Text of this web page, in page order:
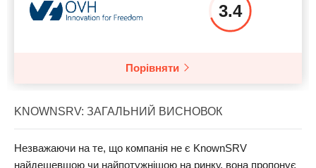
3.4
Порівняти
KNOWNSRV: ЗАГАЛЬНИЙ ВИСНОВОК
Незважаючи на те, що компанія не є KnownSRV
найдешевшою чи найпотужнішою на ринку, вона пропонує